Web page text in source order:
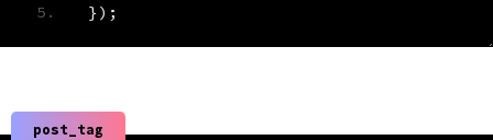
});
post_tag